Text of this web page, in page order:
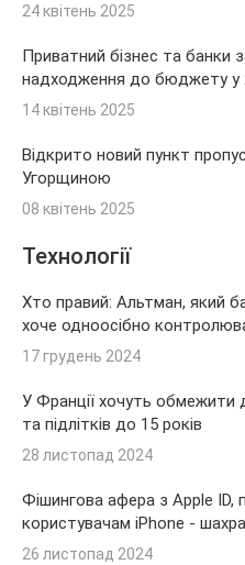
24 квітень 2025
Приватний бізнес та банки
надходження до бюджету у
14 квітень 2025
Відкрито новий пункт
Угорщиною
08 квітень 2025
Технології
Хто правий: Альтман, який
хоче одноосібно
17 грудень 2024
У Франції хочуть обмежити
та підлітків до 15 років
28 листопад 2024
Фішингова афера з Apple ID,
користувачам iPhone -
26 листопад 2024